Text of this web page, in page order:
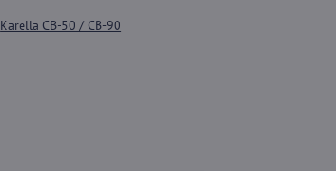
Karella CB-50 / CB-90